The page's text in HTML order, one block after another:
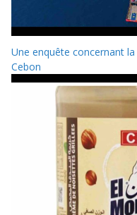
Une enquête concernant
Cebon